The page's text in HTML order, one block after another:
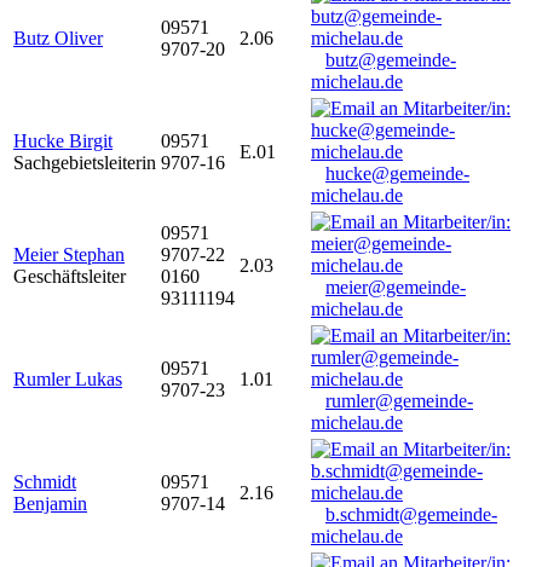
Butz Oliver
09571
9707-20
2.06
butz@gemeinde-
michelau.de
Hucke Birgit
Sachgebietsleiterin
09571
9707-16
E.01
hucke@gemeinde-
michelau.de
Meier Stephan
Geschäftsleiter
09571
9707-22
0160
93111194
2.03
meier@gemeinde-
michelau.de
Rumler Lukas
09571
9707-23
1.01
rumler@gemeinde-
michelau.de
Schmidt
Benjamin
09571
9707-14
2.16
b.schmidt@gemeinde-
michelau.de